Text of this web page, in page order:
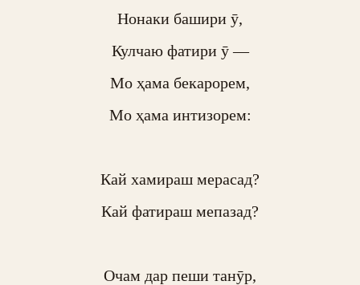
Нонаки башири ӯ,
Кулчаю фатири ӯ —
Мо ҳама бекарорем,
Мо ҳама интизорем:
Кай хамираш мерасад?
Кай фатираш мепазад?
Очам дар пеши танӯр,